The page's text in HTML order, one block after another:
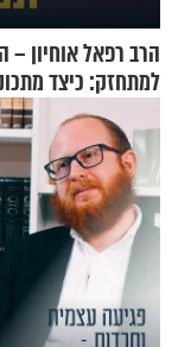
הרב רפאל אוחיון –
למתחזק: כיצד
לתפילה?